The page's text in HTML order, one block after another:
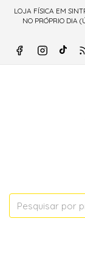
LOJA FÍSICA EM
NO PRÓPRIO DIA